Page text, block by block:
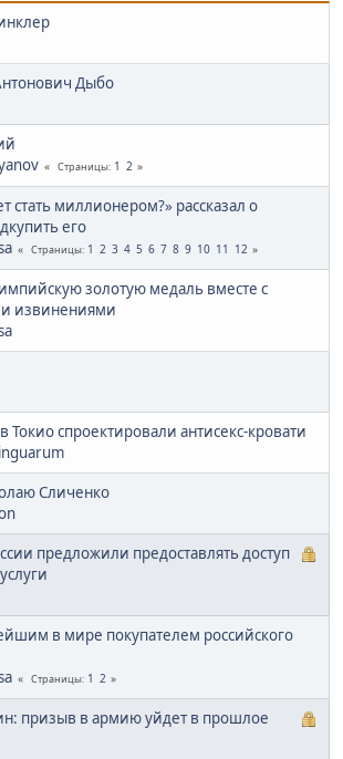
Дыбо
Страницы 1 2
стать миллионером?» рассказал о
его
Страницы 1 2 3 4 5 6 7 8 9 10 11 12
золотую медаль вместе с
извинениями
спроектировали антисекс-кровати
Сличенко
предложили предоставлять доступ
в мире покупателем российского
Страницы 1 2
призыв в армию уйдет в прошлое